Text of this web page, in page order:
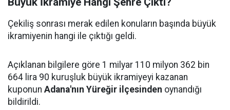
Çekiliş sonrası merak edilen konuların başında büyük
ikramiyenin hangi ile çıktığı geldi.
Açıklanan bilgilere göre 1 milyar 110 milyon 362 bin
664 lira 90 kuruşluk büyük ikramiyeyi kazanan
kuponun Adana'nın Yüreğir ilçesinden oynandığı
bildirildi.